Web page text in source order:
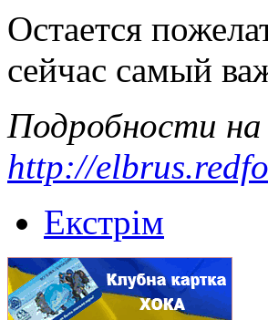
Остается
сейчас самый
Подробности
http://
Екстрім